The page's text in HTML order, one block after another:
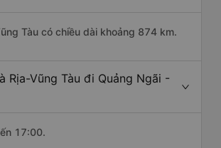
Tàu có chiều dài khoảng 874 km.
Rịa-Vũng Tàu đi Quảng Ngãi -
17:00.